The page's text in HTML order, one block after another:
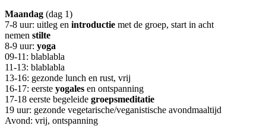
Maandag (dag 1)
7-8 uur: uitleg en introductie met de groep, start in acht
nemen stilte
8-9 uur: yoga
09-11: blablabla
11-13: blablabla
13-16: gezonde lunch en rust, vrij
16-17: eerste yogales en ontspanning
17-18 eerste begeleide groepsmeditatie
19 uur: gezonde vegetarische/veganistische avondmaaltijd
Avond: vrij, ontspanning